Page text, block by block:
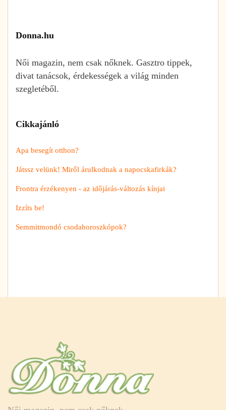
Donna.hu
Női magazin, nem csak nőknek. Gasztro tippek,
divat tanácsok, érdekességek a világ minden
szegletéből.
Cikkajánló
Apa besegít otthon?
Játssz velünk! Miről árulkodnak a napocskafirkák?
Frontra érzékenyen - az időjárás-változás kínjai
Izzíts be!
Semmitmondó csodahoroszkópok?